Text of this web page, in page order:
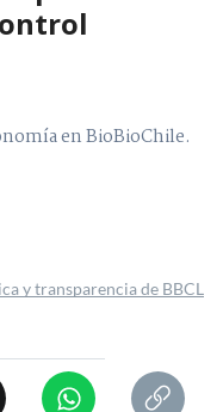
en BioBioChile.
y transparencia de BBCL